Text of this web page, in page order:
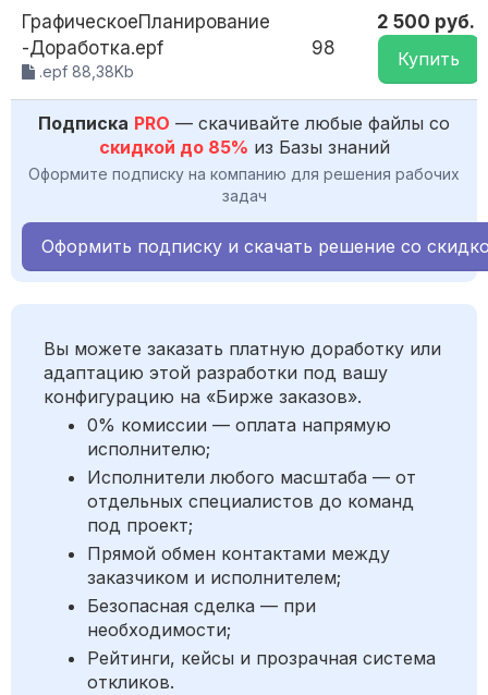
ГрафическоеПланирование
-Доработка.epf
.epf 88,38Kb
98
2 500 руб.
Купить
Подписка PRO — скачивайте любые файлы со
скидкой до 85% из Базы знаний
Оформите подписку на компанию для решения рабочих
задач
Оформить подписку и скачать решение со
Вы можете заказать платную доработку или
адаптацию этой разработки под вашу
конфигурацию на «Бирже заказов».
0% комиссии — оплата напрямую
исполнителю;
Исполнители любого масштаба — от
отдельных специалистов до команд
под проект;
Прямой обмен контактами между
заказчиком и исполнителем;
Безопасная сделка — при
необходимости;
Рейтинги, кейсы и прозрачная система
откликов.